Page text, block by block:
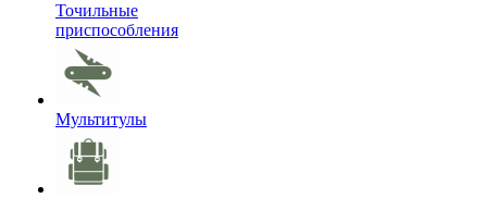
Точильные
приспособления
Мультитулы